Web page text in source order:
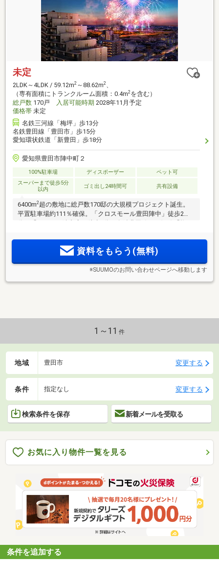
未定
2LDK～4LDK / 59.12m2 ～88.62m2、
（専有面積にトランクルーム面積：0.4m2を含む）
総戸数 170戸 入居可能時期 2028年11月予定
価格帯 未定
名鉄三河線「梅坪」歩13分
名鉄豊田線「豊田市」歩15分
愛知環状鉄道「新豊田」歩18分
愛知県豊田市陣中町２
100%駐車場 ディスポーザー
ペット可
スーパーまで徒歩5分
以内
ゴミ出し24時間可 共有設備
6400m2超の敷地に総戸数170邸の大規模プロジェクト誕生。
平置駐車場約111％確保。「クロスモール豊田陣中」徒歩2
線利用可。2LDK／59m2超～4LDK／88m2超の全19タイプの多
資料をもらう(無料)
※SUUMOのお問い合わせページへ移動します
1～11 件
地域 豊田市 変更する
条件 指定なし 変更する
検索条件を保存 新着メールを受取る
お気に入り物件一覧を見る
条件を追加する